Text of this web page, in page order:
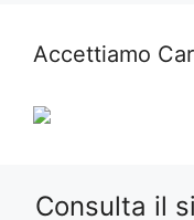
Accettiamo
Consulta il